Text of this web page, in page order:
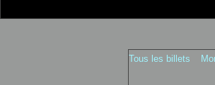
Tous les billets